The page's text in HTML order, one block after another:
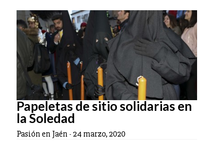
Papeletas de sitio solidarias en
la Soledad
Pasión en Jaén -24 marzo, 2020